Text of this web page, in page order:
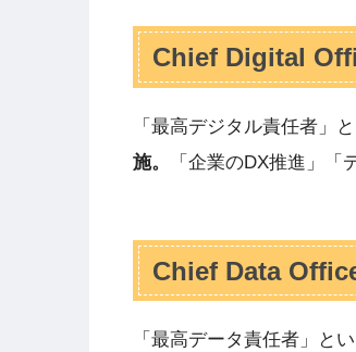
Chief Digital
「最高デジタル責任者」
施。
「企業のDX推進」
Chief Data
「最高データ責任者」と